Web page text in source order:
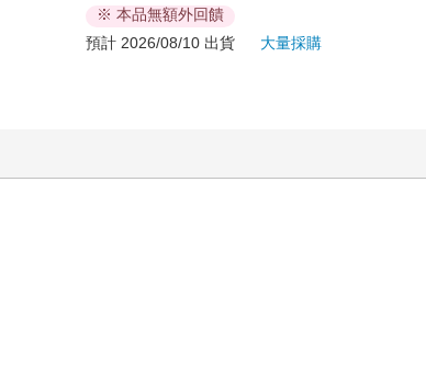
※ 本品無額外回饋
預計 2026/08/10 出貨
大量採購